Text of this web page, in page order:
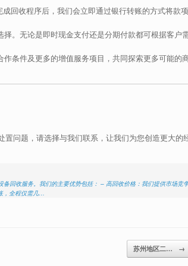
回收程序后，我们会立即通过银行转账的方式将款项
。无论是即时现金支付还是分期付款都可根据客户
条件及更多的增值服务项目，共同探索更多可能的
问题，请选择与我们联系，让我们为您创造更大的
回收服务。我们的主要优势包括： – 高回收价格：我们提供市场竞
全程仅需几…
苏州地区二… →